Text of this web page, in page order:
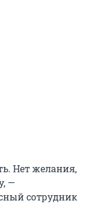
Нет желания,
—
сотрудник